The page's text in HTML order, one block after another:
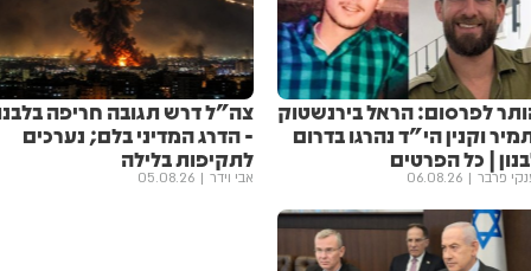
לפרסום: הראל בירנשטוק
וקנין הי"ד נהרגו בדרום
| כל הפרטים
פרבר 06.08.26
צה"ל דרש תגובה חריפה
- הדרג המדיני בלם; נערכים
לתקיפות בלילה
אבי וידר 05.08.26